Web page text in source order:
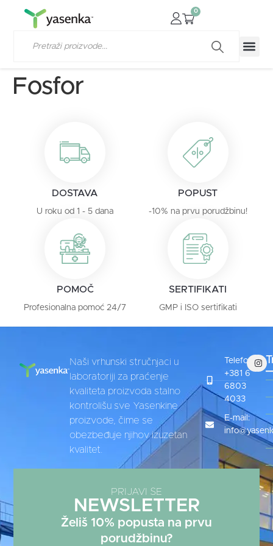
0
Fosfor
DOSTAVA
U roku od 1 - 5 dana
POPUST
-10% na prvu porudžbinu!
POMOČ
Profesionalna pomoć 24/7
SERTIFIKATI
GMP i ISO sertifikati
Naši vrhunski stručnjaci u
laboratoriji za praćenje
kvaliteta proizvoda stalno
kontrolišu sve Yasenkine
proizvode, čime se
obezbeđuje njihov izuzetan
kvalitet.
Telefon:
+381 6
6803
4033
E-mail:
PRIJAVI SE
NEWSLETTER
Želiš 10% popusta na prvu
porudžbinu?